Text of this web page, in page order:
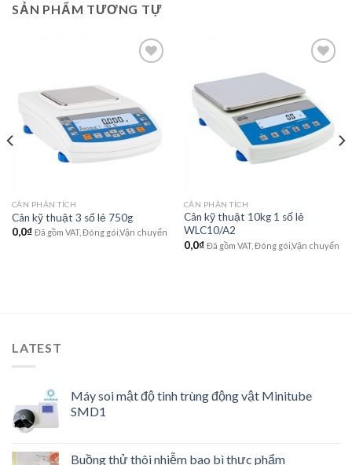
SẢN PHẨM TƯƠNG TỰ
Add to
wishlist
CÂN PHÂN TÍCH
Cân kỹ thuật 3 số lẻ 750g
0,0₫ Đã gồm VAT, Đóng gói,Vận chuyển
Add to
wishlist
CÂN PHÂN TÍCH
Cân kỹ thuật 10kg 1 số lẻ
WLC10/A2
0,0₫ Đã gồm VAT, Đóng gói,Vận chuyển
LATEST
Máy soi mật độ tinh trùng động vật Minitube
SMD1
Buồng thử thôi nhiễm bao bì thực phẩm